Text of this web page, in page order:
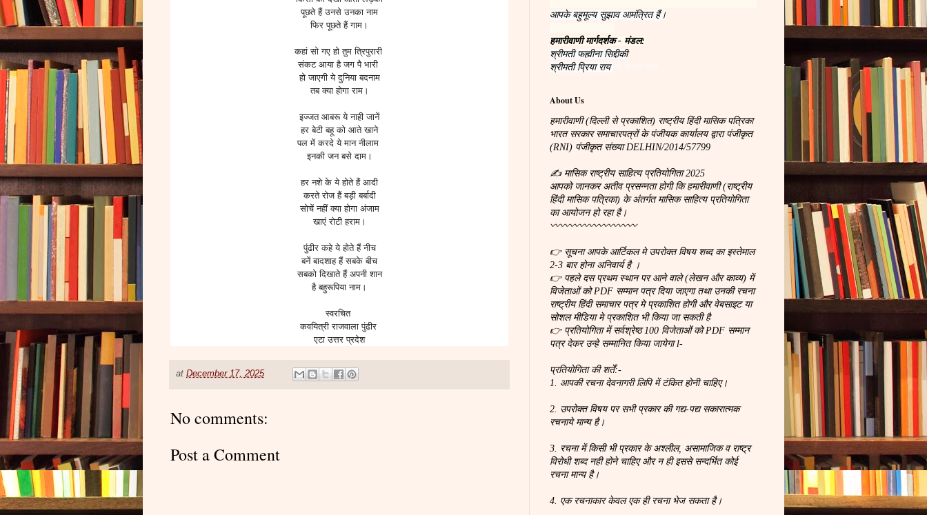
पूछते हैं उनसे उनका नाम
फिर पूछते हैं गाम।
कहां सो गए हो तुम त्रिपुरारी
संकट आया है जग पै भारी
हो जाएगी ये दुनिया बदनाम
तब क्या होगा राम।
इज्जत आबरू ये नाही जानें
हर बेटी बहू को आते खाने
पल में करदे ये मान नीलाम
इनकी जन बसे दाम।
हर नशे के ये होते हैं आदी
करते रोज हैं बड़ी बर्बादी
सोचें नहीं क्या होगा अंजाम
खाएं रोटी हराम।
पुंढीर कहे ये होते हैं नीच
बनें बादशाह हैं सबके बीच
सबको दिखाते हैं अपनी शान
है बहुरूपिया नाम।
स्वरचित
कवयित्री राजवाला पुंढीर
एटा उत्तर प्रदेश
at December 17, 2025
No comments:
Post a Comment
आपके बहुमूल्य सुझाव आमंत्रित हैं।
हमारीवाणी मार्गदर्शक - मंडल:
श्रीमती फह्मीना सिद्दीकी
श्रीमती प्रिया राय
About Us
हमारीवाणी (दिल्ली से प्रकाशित) राष्ट्रीय हिंदी मासिक पत्रिका
भारत सरकार समाचारपत्रों के पंजीयक कार्यालय द्वारा पंजीकृत
(RNI) पंजीकृत संख्या DELHIN/2014/57799
✍ मासिक राष्ट्रीय साहित्य प्रतियोगिता 2025
आपको जानकर अतीव प्रसन्नता होगी कि हमारीवाणी (राष्ट्रीय
हिंदी मासिक पत्रिका) के अंतर्गत मासिक साहित्य प्रतियोगिता
का आयोजन हो रहा है।
〰〰〰〰〰〰〰〰〰
👉 सूचना आपके आर्टिकल मे उपरोक्त विषय शब्द का इस्तेमाल
2-3 बार होना अनिवार्य है ।
👉 पहले दस प्रथम स्थान पर आने वाले (लेखन और काव्य) में
विजेताओं को PDF सम्मान पत्र दिया जाएगा तथा उनकी रचना
राष्ट्रीय हिंदी समाचार पत्र मे प्रकाशित होगी और वेबसाइट या
सोशल मीडिया मे प्रकाशित भी किया जा सकती है
👉 प्रतियोगिता में सर्वश्रेष्ठ 100 विजेताओं को PDF सम्मान
पत्र देकर उन्हे सम्मानित किया जायेगा l-
प्रतियोगिता की शर्तें:-
1. आपकी रचना देवनागरी लिपि में टंकित होनी चाहिए।
2. उपरोक्त विषय पर सभी प्रकार की गद्य-पद्य सकारात्मक
रचनाये मान्य है।
3. रचना में किसी भी प्रकार के अश्लील, असामाजिक व राष्ट्र
विरोधी शब्द नही होने चाहिए और न ही इससे सन्दर्भित कोई
रचना मान्य है।
4. एक रचनाकार केवल एक ही रचना भेज सकता है।